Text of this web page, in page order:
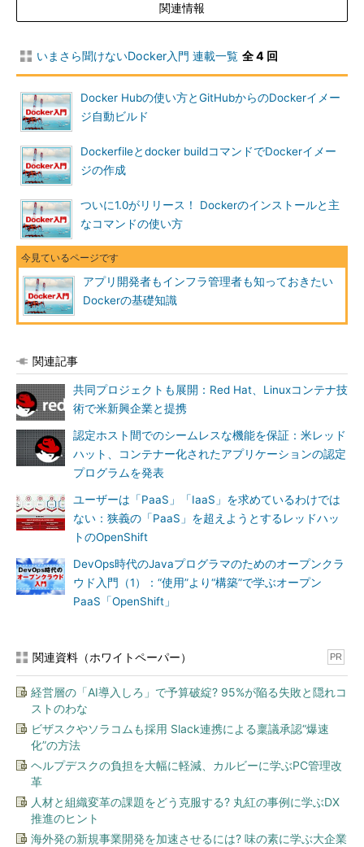
関連情報
いまさら聞けないDocker入門 連載一覧 全 4 回
Docker Hubの使い方とGitHubからのDockerイメー
ジ自動ビルド
Dockerfileとdocker buildコマンドでDockerイメー
ジの作成
ついに1.0がリリース！ Dockerのインストールと主
なコマンドの使い方
アプリ開発者もインフラ管理者も知っておきたい
Dockerの基礎知識
関連記事
共同プロジェクトも展開：Red Hat、Linuxコンテナ技
術で米新興企業と提携
認定ホスト間でのシームレスな機能を保証：米レッド
ハット、コンテナー化されたアプリケーションの認定
プログラムを発表
ユーザーは「PaaS」「IaaS」を求めているわけでは
ない：狭義の「PaaS」を超えようとするレッドハッ
トのOpenShift
DevOps時代のJavaプログラマのためのオープンクラ
ウド入門（1）：“使用”より“構築”で学ぶオープン
PaaS「OpenShift」
関連資料（ホワイトペーパー） PR
経営層の「AI導入しろ」で予算破綻? 95%が陥る失敗と隠れコ
ストのわな
ビザスクやソラコムも採用 Slack連携による稟議承認“爆速
化”の方法
ヘルプデスクの負担を大幅に軽減、カルビーに学ぶPC管理改
革
人材と組織変革の課題をどう克服する? 丸紅の事例に学ぶDX
推進のヒント
海外発の新規事業開発を加速させるには? 味の素に学ぶ大企業